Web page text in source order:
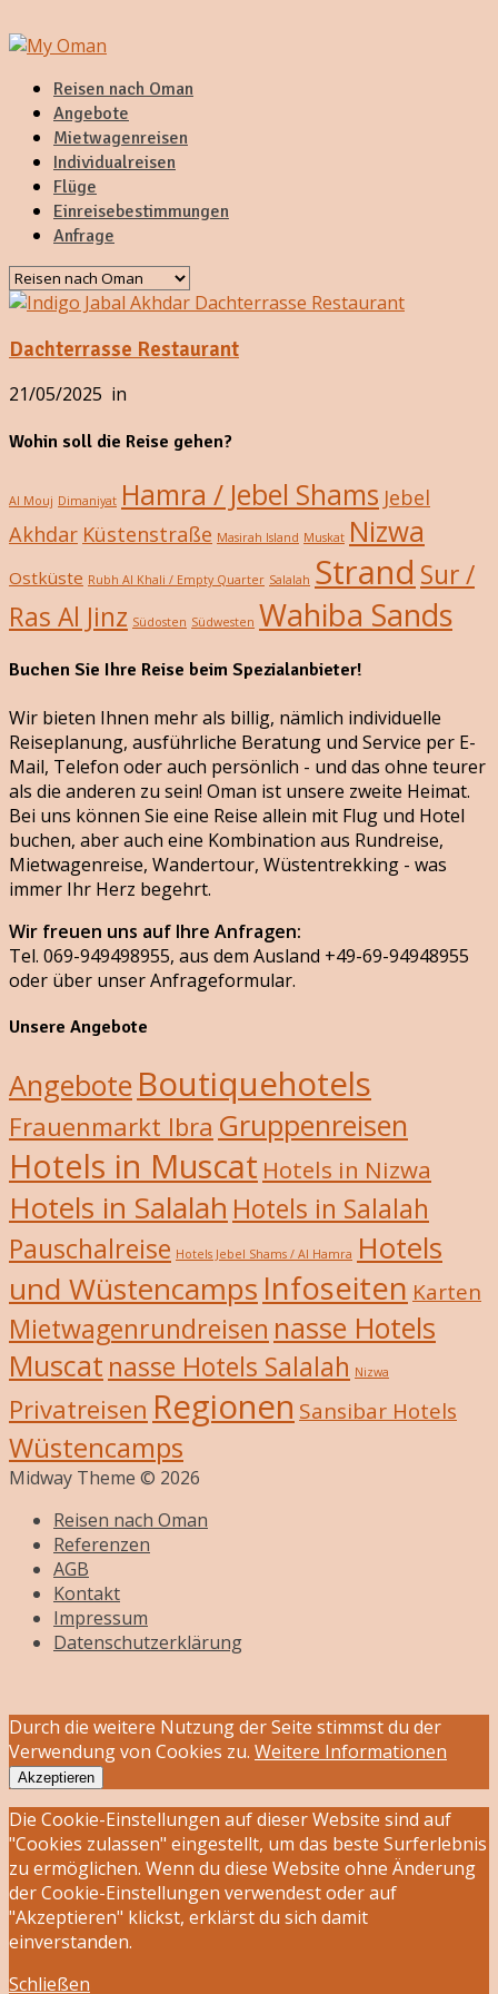
Reisen nach Oman
Angebote
Mietwagenreisen
Individualreisen
Flüge
Einreisebestimmungen
Anfrage
Dachterrasse Restaurant
21/05/2025 in
Wohin soll die Reise gehen?
Al Mouj Dimaniyat Hamra / Jebel Shams Jebel
Akhdar Küstenstraße Masirah Island Muskat Nizwa
Ostküste Rubh Al Khali / Empty Quarter Salalah Strand Sur /
Ras Al Jinz Südosten Südwesten Wahiba Sands
Buchen Sie Ihre Reise beim Spezialanbieter!
Wir bieten Ihnen mehr als billig, nämlich individuelle
Reiseplanung, ausführliche Beratung und Service per E-
Mail, Telefon oder auch persönlich - und das ohne teurer
als die anderen zu sein! Oman ist unsere zweite Heimat.
Bei uns können Sie eine Reise allein mit Flug und Hotel
buchen, aber auch eine Kombination aus Rundreise,
Mietwagenreise, Wandertour, Wüstentrekking - was
immer Ihr Herz begehrt.
Wir freuen uns auf Ihre Anfragen:
Tel. 069-949498955, aus dem Ausland +49-69-94948955
oder über unser Anfrageformular.
Unsere Angebote
Angebote Boutiquehotels
Frauenmarkt Ibra Gruppenreisen
Hotels in Muscat Hotels in Nizwa
Hotels in Salalah Hotels in Salalah
Pauschalreise Hotels Jebel Shams / Al Hamra Hotels
und Wüstencamps Infoseiten Karten
Mietwagenrundreisen nasse Hotels
Muscat nasse Hotels Salalah Nizwa
Privatreisen Regionen Sansibar Hotels
Wüstencamps
Midway Theme © 2026
Reisen nach Oman
Referenzen
AGB
Kontakt
Impressum
Datenschutzerklärung
Durch die weitere Nutzung der Seite stimmst du der
Verwendung von Cookies zu. Weitere Informationen
Akzeptieren
Die Cookie-Einstellungen auf dieser Website sind auf
"Cookies zulassen" eingestellt, um das beste Surferlebnis
zu ermöglichen. Wenn du diese Website ohne Änderung
der Cookie-Einstellungen verwendest oder auf
"Akzeptieren" klickst, erklärst du sich damit
einverstanden.
Schließen